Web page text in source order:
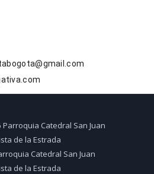
Catedral San Juan
de la Estrada
Catedral San Juan
de la Estrada